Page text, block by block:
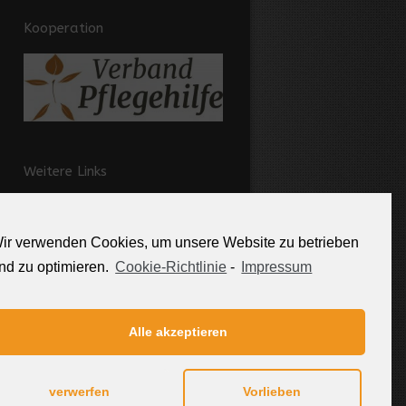
verwenden Cookies, um unsere Website zu betrieben
zu optimieren. Cookie-Richtlinie - Impressum
Alle akzeptieren
verwerfen Vorlieben
Kooperation
Weitere Links
Partner
Impressum